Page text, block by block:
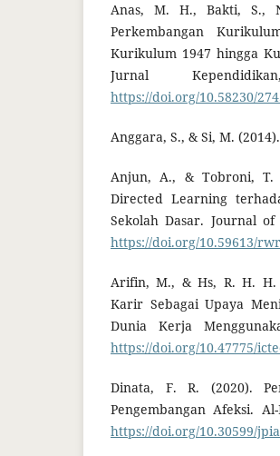
Anas, M. H., Bakti, S.,
Perkembangan
Kurikulum 1947 hingga
Jurnal
https://doi.org/10.58230/
Anggara, S., & Si, M.
Anjun, A., & Tobroni, T.
Directed Learning
Sekolah Dasar. Journal
https://doi.org/10.59613/
Arifin, M., & Hs, R. H. H.
Karir Sebagai Upaya
Dunia Kerja
https://doi.org/10.47775/
Dinata, F. R. (2020).
Pengembangan Afeksi.
https://doi.org/10.30599/